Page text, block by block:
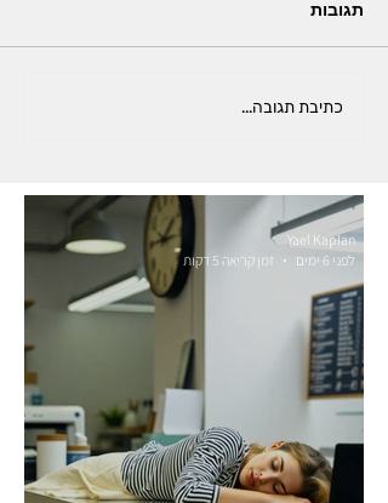
תגובות
כתיבת תגובה...
Yael Kaplan
לפני 6 ימים
זמן קריאה 5 דקות